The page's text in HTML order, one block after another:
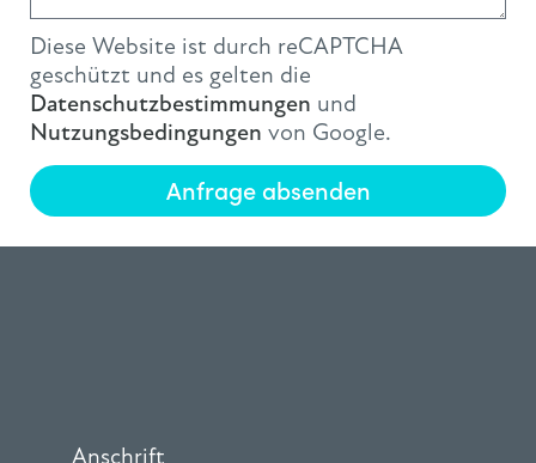
Diese Website ist durch reCAPTCHA
geschützt und es gelten die
Datenschutzbestimmungen und
Nutzungsbedingungen von Google.
Anfrage absenden
Anschrift